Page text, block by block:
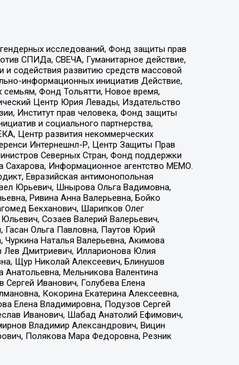
исследований, Фонд защиты прав
СПИДа, СВЕЧА, Гуманитарное действие,
содействия развитию средств массовой
информационных инициатив Действие,
Фонд Тольятти, Новое время,
Центр Юрия Левады, Издательство
Институт прав человека, Фонд защиты
и социального партнерства,
Центр развития некоммерческих
Интернешнл-Р, Центр Защиты Прав
Северных Стран, Фонд поддержки
Сахарова, Информационное агентство МЕМО.
Евразийская антимонопольная
Юрьевич, Шнырова Ольга Вадимовна,
Ривина Анна Валерьевна, Бойко
Бекханович, Шарипков Олег
Созаев Валерий Валерьевич,
Гасан Ольга Павловна, Паутов Юрий
Наталья Валерьевна, Акимова
Лев Дмитриевич, Илларионова Юлия
Щур Николай Алексеевич, Блинушов
Мельникова Валентина
Иванович, Голубева Елена
Кокорина Екатерина Алексеевна,
Елена Владимировна, Подузов Сергей
Иванович, Шабад Анатолий Ефимович,
Владимир Александрович, Вицин
Полякова Мара Федоровна, Резник